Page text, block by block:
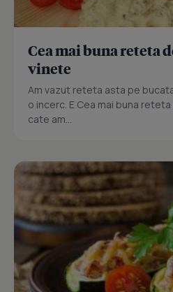
Cea mai buna reteta
vinete
Am vazut reteta asta pe
o incerc. E Cea mai buna
cate am...